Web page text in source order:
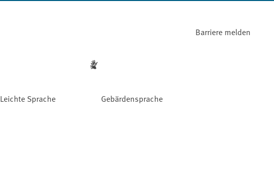
Leichte Sprache Gebärdensprache
Barriere melden